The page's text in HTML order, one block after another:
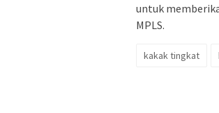
untuk
MPLS.
kakak tingkat